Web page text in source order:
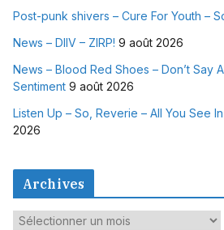
Post-punk shivers – Cure For Youth –
News – DIIV – ZIRP! 9 août 2026
News – Blood Red Shoes – Don’t Say
Sentiment 9 août 2026
Listen Up – So, Reverie – All You See
2026
Archives
A